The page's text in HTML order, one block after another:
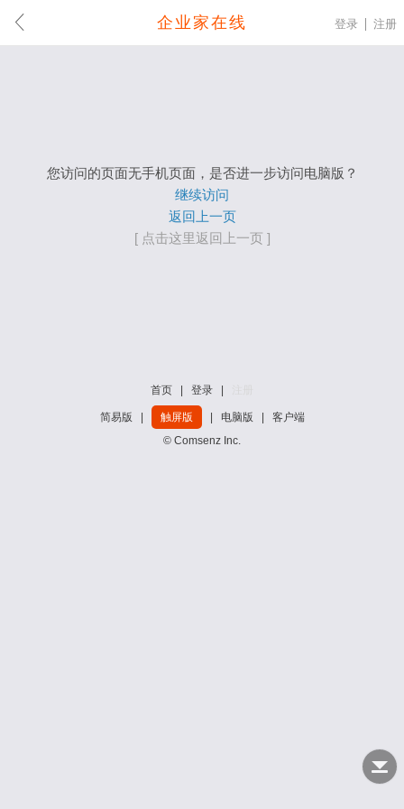
企业家在线 登录 注册
您访问的页面无手机页面，是否进一步访问电脑版？
继续访问
返回上一页
[ 点击这里返回上一页 ]
首页 登录
简易版 触屏版 电脑版
客户端
© Comsenz Inc.